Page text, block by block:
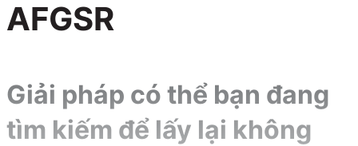
AFGSR
Giải pháp có thể bạn đang
tìm kiếm để lấy lại không